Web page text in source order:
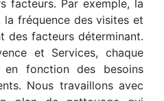
facteurs. Par exemple, la
fréquence des visites et
des facteurs déterminant.
et Services, chaque
en fonction des besoins
Nous travaillons avec